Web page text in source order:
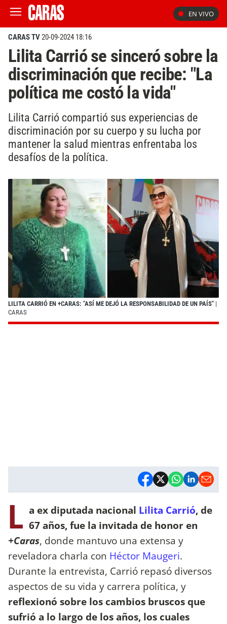
EN VIVO
CARAS TV20-09-2024 18:16
Lilita Carrió se sinceró sobre la
discriminación que recibe: "La
política me costó la vida"
Lilita Carrió compartió sus experiencias de
discriminación por su cuerpo y su lucha por
mantener la salud mientras enfrentaba los
desafíos de la política.
LILITA CARRIÓ EN +CARAS: "ASÍ ME DEJÓ LA RESPONSABILIDAD DE UN PAÍS" |
CARAS
L a ex diputada nacional Lilita Carrió, de
67 años, fue la invitada de honor en
+Caras, donde mantuvo una extensa y
reveladora charla con Héctor Maugeri.
Durante la entrevista, Carrió repasó diversos
aspectos de su vida y carrera política, y
reflexionó sobre los cambios bruscos que
sufrió a lo largo de los años, los cuales